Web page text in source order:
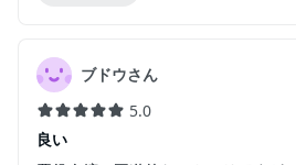
ブドウさん
5.0
良い